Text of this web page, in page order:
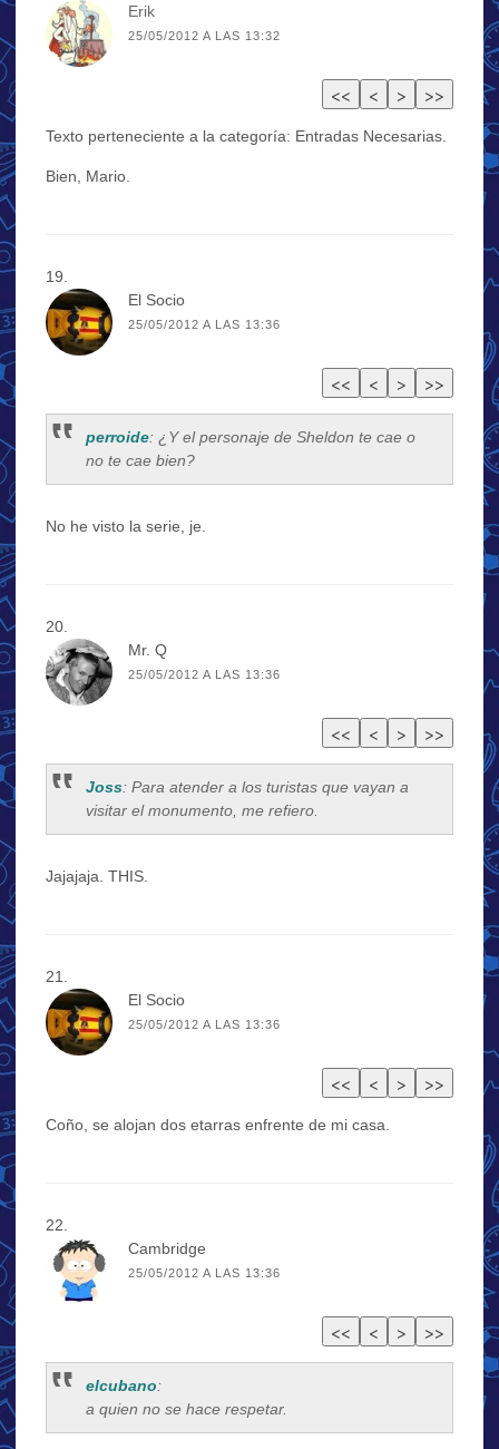
Erik
25/05/2012 A LAS 13:32
Texto perteneciente a la categoría: Entradas Necesarias.
Bien, Mario.
El Socio
25/05/2012 A LAS 13:36
perroide: ¿Y el personaje de Sheldon te cae o
no te cae bien?
No he visto la serie, je.
Mr. Q
25/05/2012 A LAS 13:36
Joss: Para atender a los turistas que vayan a
visitar el monumento, me refiero.
Jajajaja. THIS.
El Socio
25/05/2012 A LAS 13:36
Coño, se alojan dos etarras enfrente de mi casa.
Cambridge
25/05/2012 A LAS 13:36
elcubano:
a quien no se hace respetar.